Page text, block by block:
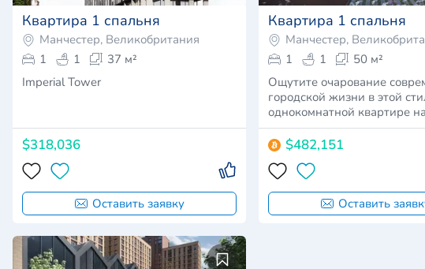
Квартира 1 спальня
Манчестер, Великобритания
1
1
37 м²
Imperial Tower
$318,036
Оставить заявку
Квартира 1 спальня
Манчестер,
1
1
50 м²
Ощутите очарование
городской жизни в этой
однокомнатной квартире
$482,151
Оставить